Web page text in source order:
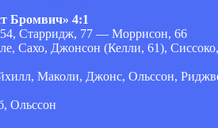
Бромвич» 4:1
54, Старридж, 77 — Моррисон, 66
Сахо, Джонсон (Келли, 61),
Маколи, Джонс, Ольссон,
Ольссон